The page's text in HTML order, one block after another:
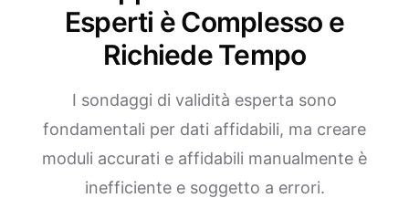
Esperti è Complesso e
Richiede Tempo
I sondaggi di validità esperta sono
fondamentali per dati affidabili, ma creare
moduli accurati e affidabili manualmente è
inefficiente e soggetto a errori.